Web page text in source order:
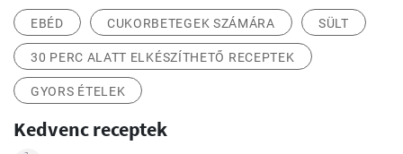
EBÉD CUKORBETEGEK SZÁMÁRA SÜLT
30 PERC ALATT ELKÉSZÍTHETŐ RECEPTEK
GYORS ÉTELEK
Kedvenc receptek